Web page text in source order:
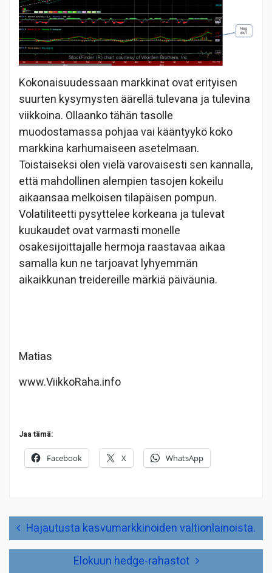
Kokonaisuudessaan markkinat ovat erityisen
suurten kysymysten äärellä tulevana ja tulevina
viikkoina. Ollaanko tähän tasolle
muodostamassa pohjaa vai kääntyykö koko
markkina karhumaiseen asetelmaan.
Toistaiseksi olen vielä varovaisesti sen kannalla,
että mahdollinen alempien tasojen kokeilu
aikaansaa melkoisen tilapäisen pompun.
Volatiliteetti pysyttelee korkeana ja tulevat
kuukaudet ovat varmasti monelle
osakesijoittajalle hermoja raastavaa aikaa
samalla kun ne tarjoavat lyhyemmän
aikaikkunan treidereille märkiä päiväunia.
Matias
www.ViikkoRaha.info
Jaa tämä:
Facebook X WhatsApp
Artikkelien
selausHajautusta kasvumarkkinoiden valtionlainoista.
Elokuun hedge-rahastot